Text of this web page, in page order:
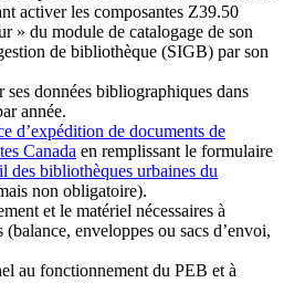
activer les composantes Z39.50
» du module de catalogage de son
de bibliothèque (SIGB) par son
ses données bibliographiques dans
année.
d’expédition de documents de
Canada en remplissant le formulaire
des bibliothèques urbaines du
non obligatoire).
et le matériel nécessaires à
enveloppes ou sacs d’envoi,
au fonctionnement du PEB et à